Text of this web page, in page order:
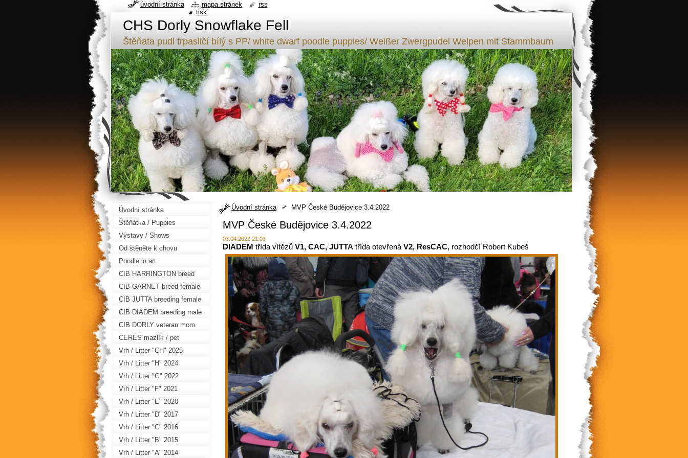
CHS Dorly Snowflake Fell
Štěňata pudl trpasličí bílý s PP/ white dwarf poodle puppies/ Weißer Zwergpudel Welpen mit Stammbaum
Úvodní stránka MVP České Budějovice 3.4.2022
MVP České Budějovice 3.4.2022
03.04.2022 21:03
DIADEM třída vítězů V1, CAC, JUTTA třída otevřená V2, ResCAC, rozhodčí Robert Kubeš
Úvodní stránka
Štěňátka / Puppies
Výstavy / Shows
Od štěněte k chovu
Poodle in art
CIB HARRINGTON breed
male
CIB GARNET breed female
CIB JUTTA breeding female
CIB DIADEM breeding male
CIB DORLY veteran mom
CERES mazlík / pet
Vrh / Litter "CH" 2025
Vrh / Litter "H" 2024
Vrh / Litter "G" 2022
Vrh / Litter "F" 2021
Vrh / Litter "E" 2020
Vrh / Litter "D" 2017
Vrh / Litter "C" 2016
Vrh / Litter "B" 2015
Vrh / Litter "A" 2014
úvodní stránka mapa stránek
rss
tisk